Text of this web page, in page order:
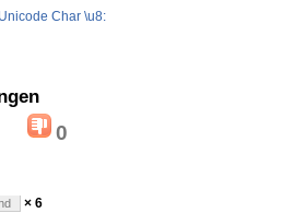
Unicode Char \u8:
0
× 6